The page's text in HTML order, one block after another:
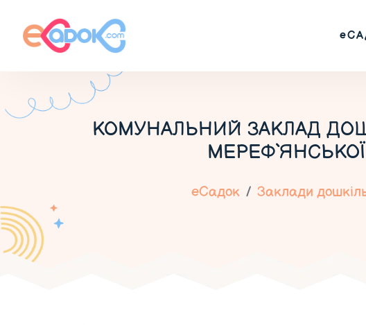
КОМУНАЛЬНИЙ ЗАКЛАД
МЕРЕФ`ЯНСЬКОЇ
еСадок Заклади